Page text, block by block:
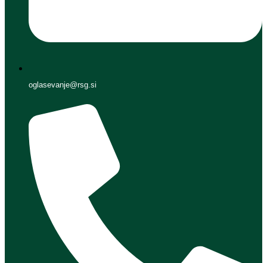
oglasevanje@rsg.si